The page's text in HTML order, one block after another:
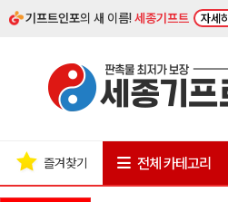
기프트인포의 새 이름!세종기프트 자세히
즐겨찾기 전체 카테고리